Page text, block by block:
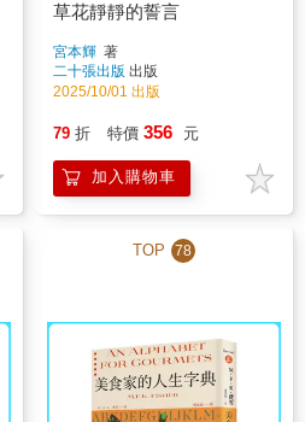
草花靜靜的誓言
宮本輝 著
二十張出版 出版
2025/10/01 出版
79 折 特價 356 元
加入購物車
TOP 78